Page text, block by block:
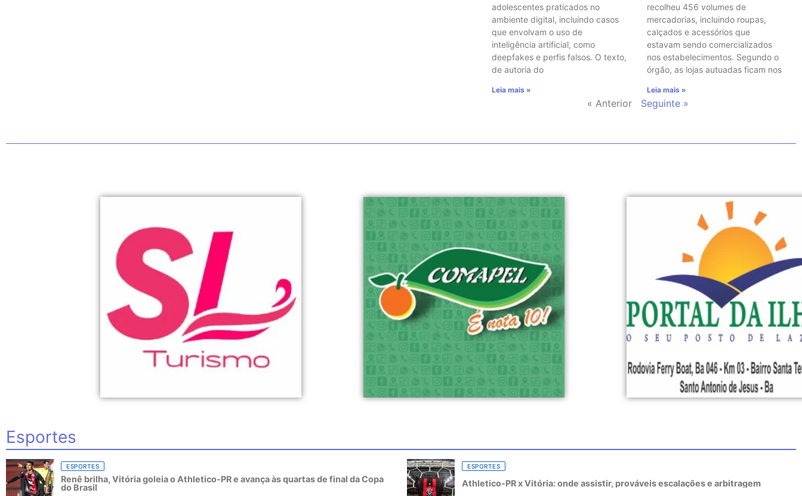
adolescentes praticados no
ambiente digital, incluindo casos
que envolvam o uso de
inteligência artificial, como
deepfakes e perfis falsos. O texto,
de autoria do
Leia mais »
recolheu 456 volumes de
mercadorias, incluindo roupas,
calçados e acessórios que
estavam sendo comercializados
nos estabelecimentos. Segundo o
órgão, as lojas autuadas ficam nos
Leia mais »
« Anterior Seguinte »
Esportes
ESPORTES
Renê brilha, Vitória goleia o Athletico-PR e avança às quartas de final da Copa
do Brasil
ESPORTES
Athletico-PR x Vitória: onde assistir, prováveis escalações e arbitragem